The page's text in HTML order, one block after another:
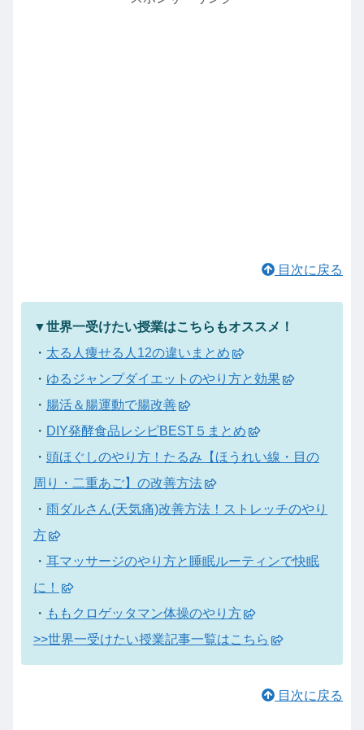
目次に戻る
▼世界一受けたい授業はこちらもオススメ！
・ 太る人痩せる人12の違いまとめ
・ ゆるジャンプダイエットのやり方と効果
・ 腸活＆腸運動で腸改善
・ DIY発酵食品レシピBEST５まとめ
・ 頭ほぐしのやり方！たるみ【ほうれい線・目の
周り・二重あご】の改善方法
・ 雨ダルさん(天気痛)改善方法！ストレッチのやり
方
・ 耳マッサージのやり方と睡眠ルーティンで快眠
に！
・ ももクロゲッタマン体操のやり方
>>世界一受けたい授業記事一覧はこちら
目次に戻る